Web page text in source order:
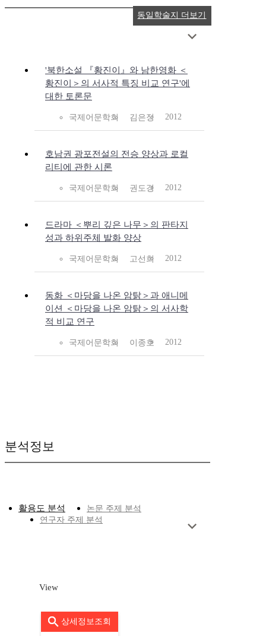
'북한소설 『황진이』와 남한영화 ＜
황진이＞의 서사적 특징 비교 연구'에
대한 토론문
국제어문학회 김은정 2012
호남권 광포전설의 전승 양상과 로컬
리티에 관한 시론
국제어문학회 권도경 2012
드라마 ＜뿌리 깊은 나무＞의 판타지
성과 하위주체 발화 양상
국제어문학회 고선희 2012
동화 ＜마당을 나온 암탉＞과 애니메
이션 ＜마당을 나온 암탉＞의 서사학
적 비교 연구
국제어문학회 이종호 2012
동일학술지 더보기
분석정보
활용도 분석
논문 주제 분석
연구자 주제 분석
View
상세정보조회